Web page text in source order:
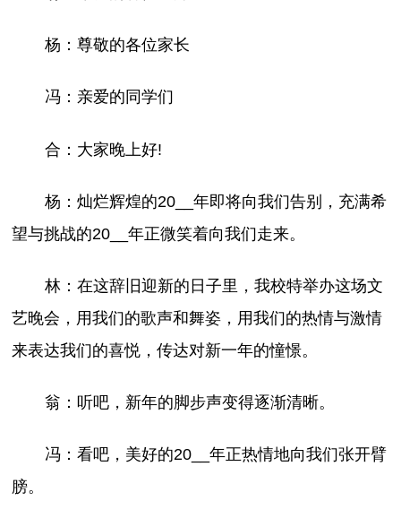
杨：尊敬的各位家长
冯：亲爱的同学们
合：大家晚上好!
杨：灿烂辉煌的20__年即将向我们告别，充满希
望与挑战的20__年正微笑着向我们走来。
林：在这辞旧迎新的日子里，我校特举办这场文
艺晚会，用我们的歌声和舞姿，用我们的热情与激情
来表达我们的喜悦，传达对新一年的憧憬。
翁：听吧，新年的脚步声变得逐渐清晰。
冯：看吧，美好的20__年正热情地向我们张开臂
膀。